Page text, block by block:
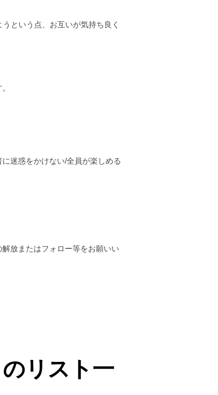
という点、お互いが気持ち良く
迷惑をかけない/全員が楽しめる
放またはフォロー等をお願いい
リスト一